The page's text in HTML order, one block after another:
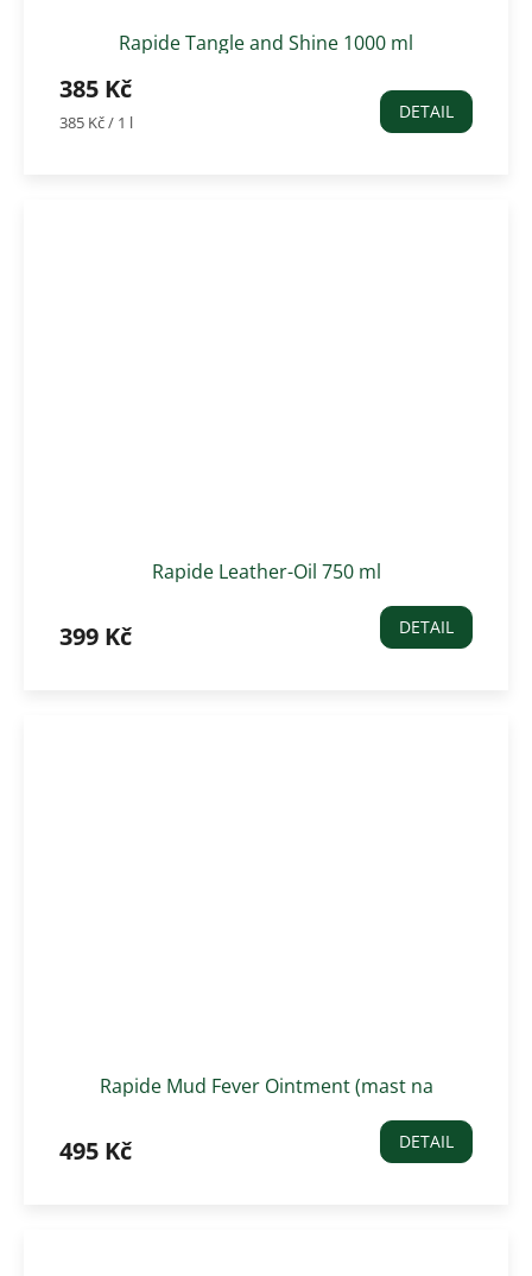
Rapide Tangle and Shine 1000 ml
385 Kč
Měrná
385 Kč / 1 l DETAIL
Rapide Leather-Oil 750 ml
399 Kč DETAIL
Rapide Mud Fever Ointment (mast na
495 Kč DETAIL